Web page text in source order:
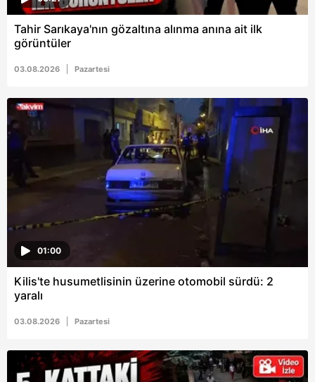
Tahir Sarıkaya'nın gözaltına alınma anına ait ilk
görüntüler
03.08.2026 Pazartesi
01:00
Kilis'te husumetlisinin üzerine otomobil sürdü: 2
yaralı
03.08.2026 Pazartesi